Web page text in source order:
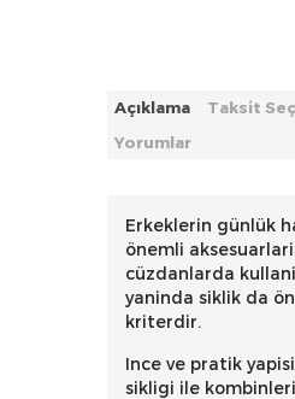
Açıklama
Taksit
Yorumlar
Erkeklerin günlük
önemli
cüzdanlarda
yaninda siklik da
kriterdir.
Ince ve pratik
sikligi ile